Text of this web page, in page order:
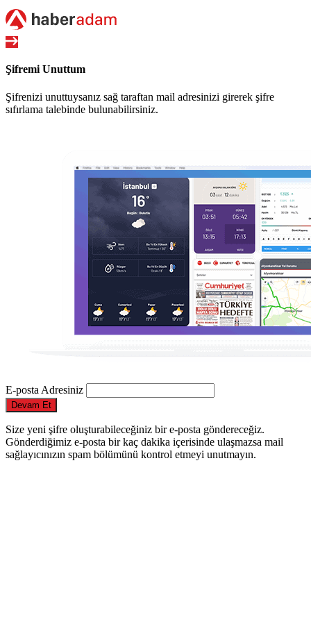
Şifremi Unuttum
Şifrenizi unuttuysanız sağ taraftan mail adresinizi girerek şifre
sıfırlama talebinde bulunabilirsiniz.
E-posta Adresiniz
Devam Et
Size yeni şifre oluşturabileceğiniz bir e-posta göndereceğiz.
Gönderdiğimiz e-posta bir kaç dakika içerisinde ulaşmazsa mail
sağlayıcınızın spam bölümünü kontrol etmeyi unutmayın.